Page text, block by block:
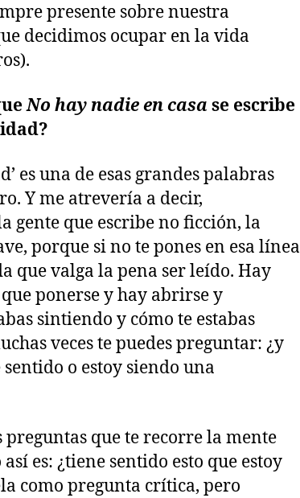
presente sobre nuestra
decidimos ocupar en la vida
No hay nadie en casa se escribe
es una de esas grandes palabras
Y me atrevería a decir,
gente que escribe no ficción, la
porque si no te pones en esa línea
que valga la pena ser leído. Hay
ponerse y hay abrirse y
sintiendo y cómo te estabas
veces te puedes preguntar: ¿y
o estoy siendo una
preguntas que te recorre la mente
es: ¿tiene sentido esto que estoy
como pregunta crítica, pero